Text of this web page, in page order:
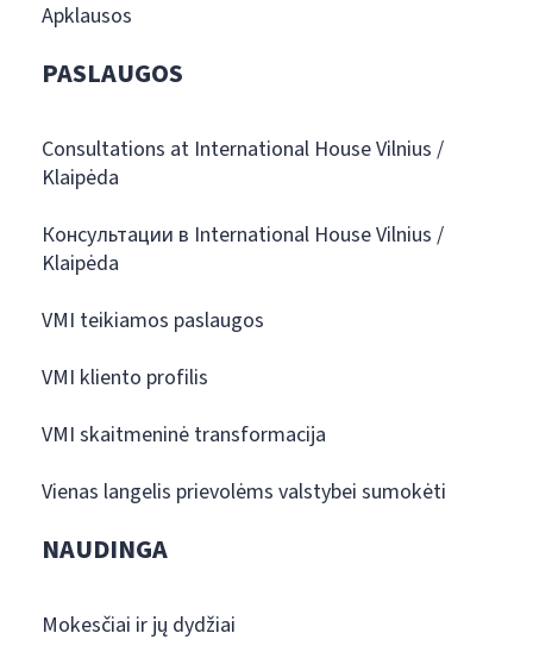
Apklausos
PASLAUGOS
Consultations at International House Vilnius /
Klaipėda
Консультации в International House Vilnius /
Klaipėda
VMI teikiamos paslaugos
VMI kliento profilis
VMI skaitmeninė transformacija
Vienas langelis prievolėms valstybei sumokėti
NAUDINGA
Mokesčiai ir jų dydžiai